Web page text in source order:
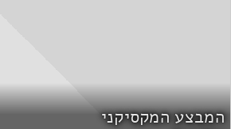
המבצע המקסיקני